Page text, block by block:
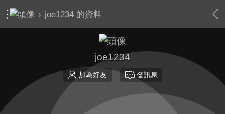
› joe1234 的資料
joe1234
加為好友 發訊息